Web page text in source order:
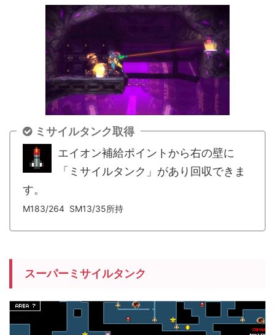
ミサイルタンク取得
エイオン補給ポイントから右の壁に
「ミサイルタンク」があり回収できま
す。
M183/264 SM13/35所持
スーパーミサイルタンク